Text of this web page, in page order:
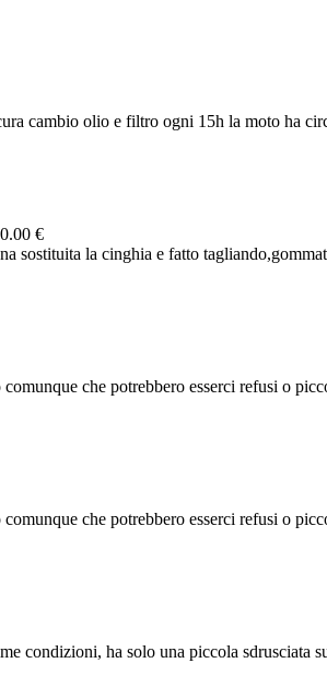
cambio olio e filtro ogni 15h la moto ha
€
sostituita la cinghia e fatto
che potrebbero esserci refusi o
che potrebbero esserci refusi o
condizioni, ha solo una piccola sdrusciata